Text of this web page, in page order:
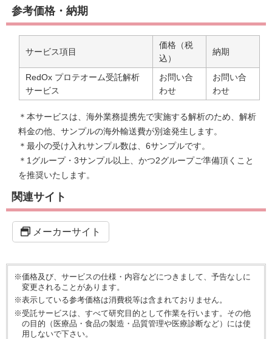
参考価格・納期
サービス項目
価格（税
込）
納期
RedOx プロテオーム受託解析
サービス
お問い合
わせ
お問い合
わせ
＊本サービスは、海外業務提携先で実施する解析のため、解析
料金の他、サンプルの海外輸送費が別途発生します。
＊最小の受け入れサンプル数は、6サンプルです。
＊1グループ・3サンプル以上、かつ2グループご準備頂くこと
を推奨いたします。
関連サイト
メーカーサイト
※価格及び、サービスの仕様・内容などにつきまして、予告なしに
変更されることがあります。
※表示している参考価格は消費税等は含まれておりません。
※受託サービスは、すべて研究目的として作業を行います。その他
の目的（医療品・食品の製造・品質管理や医療診断など）には使
用しないで下さい。